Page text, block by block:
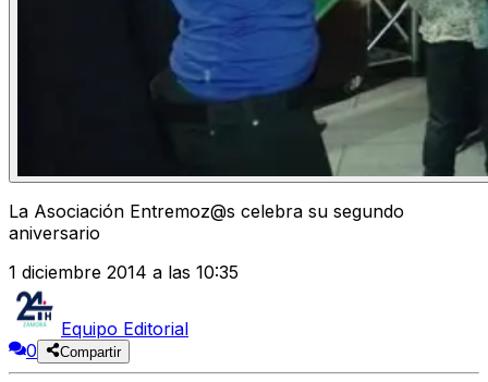
La Asociación Entremoz@s celebra su segundo
aniversario
1 diciembre 2014 a las 10:35
Equipo Editorial
0
Compartir